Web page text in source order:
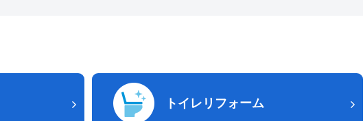
トイレリフォーム